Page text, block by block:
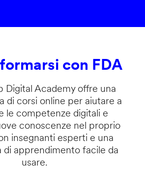
con FDA
Digital Academy offre una
di corsi online per aiutare a
le competenze digitali e
conoscenze nel proprio
insegnanti esperti e una
di apprendimento facile da
usare.